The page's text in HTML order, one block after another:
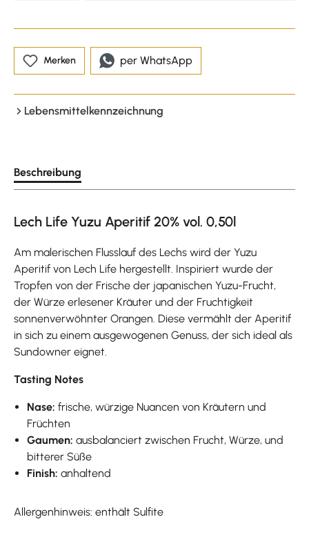
Merken per WhatsApp
Lebensmittelkennzeichnung
Beschreibung
Lech Life Yuzu Aperitif 20% vol. 0,50l
Am malerischen Flusslauf des Lechs wird der Yuzu
Aperitif von Lech Life hergestellt. Inspiriert wurde der
Tropfen von der Frische der japanischen Yuzu-Frucht,
der Würze erlesener Kräuter und der Fruchtigkeit
sonnenverwöhnter Orangen. Diese vermählt der Aperitif
in sich zu einem ausgewogenen Genuss, der sich ideal als
Sundowner eignet.
Tasting Notes
Nase:frische, würzige Nuancen von Kräutern und
Früchten
Gaumen: ausbalanciert zwischen Frucht, Würze, und
bitterer Süße
Finish:anhaltend
Allergenhinweis: enthält Sulfite